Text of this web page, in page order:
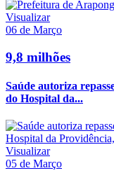
Visualizar
06 de Março
9,8 milhões
Saúde autoriza
do Hospital da...
Visualizar
05 de Março